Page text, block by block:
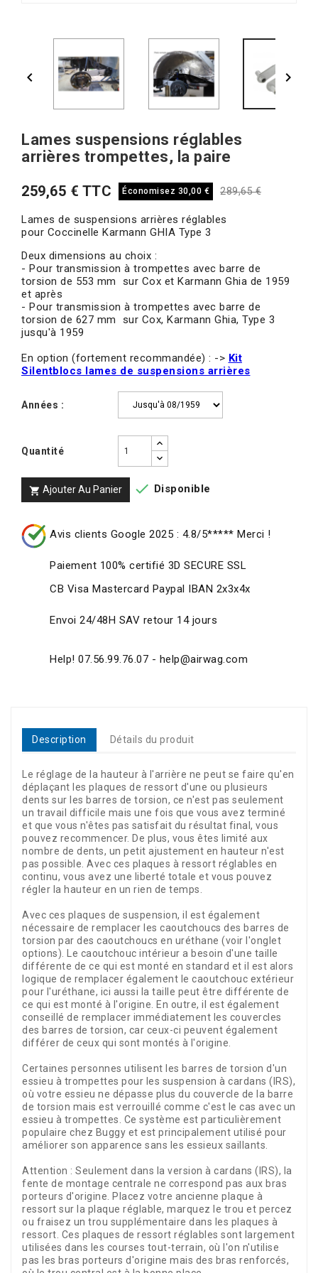
 
Lames suspensions réglables
arrières trompettes, la paire
259,65 € TTC Économisez 30,00 € 289,65 €
Lames de suspensions arrières réglables
pour Coccinelle Karmann GHIA Type 3
Deux dimensions au choix :
- Pour transmission à trompettes avec barre de
torsion de 553 mm sur Cox et Karmann Ghia de 1959
et après
- Pour transmission à trompettes avec barre de
torsion de 627 mm sur Cox, Karmann Ghia, Type 3
jusqu'à 1959
En option (fortement recommandée) : -> Kit
Silentblocs lames de suspensions arrières
Années :
Quantité
 Ajouter Au Panier  Disponible
Avis clients Google 2025 : 4.8/5***** Merci !
Paiement 100% certifié 3D SECURE SSL
CB Visa Mastercard Paypal IBAN 2x3x4x
Envoi 24/48H SAV retour 14 jours
Help! 07.56.99.76.07 - help@airwag.com
Description Détails du produit
Le réglage de la hauteur à l'arrière ne peut se faire qu'en
déplaçant les plaques de ressort d'une ou plusieurs
dents sur les barres de torsion, ce n'est pas seulement
un travail difficile mais une fois que vous avez terminé
et que vous n'êtes pas satisfait du résultat final, vous
pouvez recommencer. De plus, vous êtes limité aux
nombre de dents, un petit ajustement en hauteur n'est
pas possible. Avec ces plaques à ressort réglables en
continu, vous avez une liberté totale et vous pouvez
régler la hauteur en un rien de temps.
Avec ces plaques de suspension, il est également
nécessaire de remplacer les caoutchoucs des barres de
torsion par des caoutchoucs en uréthane (voir l'onglet
options). Le caoutchouc intérieur a besoin d'une taille
différente de ce qui est monté en standard et il est alors
logique de remplacer également le caoutchouc extérieur
pour l'uréthane, ici aussi la taille peut être différente de
ce qui est monté à l'origine. En outre, il est également
conseillé de remplacer immédiatement les couvercles
des barres de torsion, car ceux-ci peuvent également
différer de ceux qui sont montés à l'origine.
Certaines personnes utilisent les barres de torsion d'un
essieu à trompettes pour les suspension à cardans (IRS),
où votre essieu ne dépasse plus du couvercle de la barre
de torsion mais est verrouillé comme c'est le cas avec un
essieu à trompettes. Ce système est particulièrement
populaire chez Buggy et est principalement utilisé pour
améliorer son apparence sans les essieux saillants.
Attention : Seulement dans la version à cardans (IRS), la
fente de montage centrale ne correspond pas aux bras
porteurs d'origine. Placez votre ancienne plaque à
ressort sur la plaque réglable, marquez le trou et percez
ou fraisez un trou supplémentaire dans les plaques à
ressort. Ces plaques de ressort réglables sont largement
utilisées dans les courses tout-terrain, où l'on n'utilise
pas les bras porteurs d'origine mais des bras renforcés,